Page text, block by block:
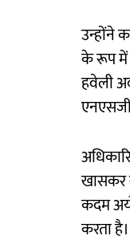
उन्होंने
के रूप में
हवेली
खासकर
कदम
करता है।